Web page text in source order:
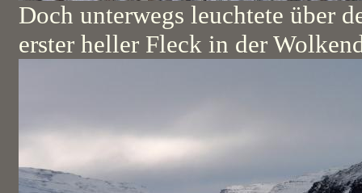
Doch unterwegs leuchtete über
erster heller Fleck in der